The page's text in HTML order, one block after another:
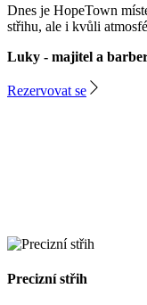
Dnes je HopeTown
střihu, ale i kvůli
Luky - majitel a
Rezervovat se
Precizní střih